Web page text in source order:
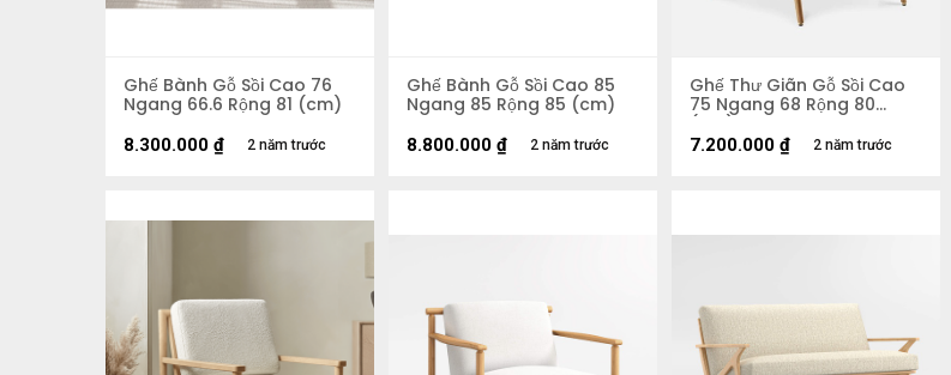
Ghế Bành Gỗ Sồi Cao 76
Ngang 66.6 Rộng 81 (cm)
2 năm trước
8.300.000 ₫
Ghế Bành Gỗ Sồi Cao 85
Ngang 85 Rộng 85 (cm)
2 năm trước
8.800.000 ₫
Ghế Thư Giãn Gỗ Sồi Cao
75 Ngang 68 Rộng 80
(cm)
2 năm trước
7.200.000 ₫